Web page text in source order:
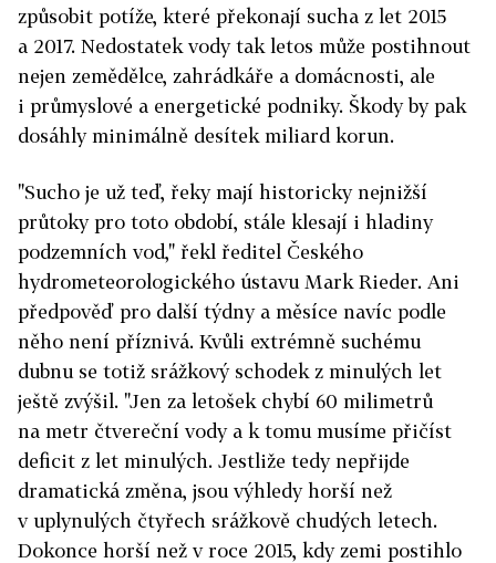
způsobit potíže, které překonají sucha z let 2015
a 2017. Nedostatek vody tak letos může postihnout
nejen zemědělce, zahrádkáře a domácnosti, ale
i průmyslové a energetické podniky. Škody by pak
dosáhly minimálně desítek miliard korun.
"Sucho je už teď, řeky mají historicky nejnižší
průtoky pro toto období, stále klesají i hladiny
podzemních vod," řekl ředitel Českého
hydrometeorologického ústavu Mark Rieder. Ani
předpověď pro další týdny a měsíce navíc podle
něho není příznivá. Kvůli extrémně suchému
dubnu se totiž srážkový schodek z minulých let
ještě zvýšil. "Jen za letošek chybí 60 milimetrů
na metr čtvereční vody a k tomu musíme přičíst
deficit z let minulých. Jestliže tedy nepřijde
dramatická změna, jsou výhledy horší než
v uplynulých čtyřech srážkově chudých letech.
Dokonce horší než v roce 2015, kdy zemi postihlo